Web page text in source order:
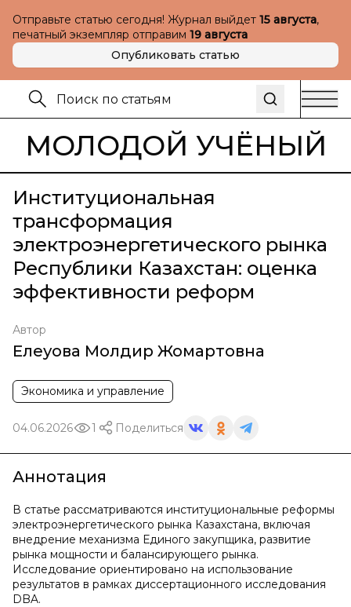
Отправьте статью сегодня! Журнал выйдет 15 августа,
печатный экземпляр отправим 19 августа
Опубликовать статью
МОЛОДОЙ УЧЁНЫЙ
Институциональная
трансформация
электроэнергетического рынка
Республики Казахстан: оценка
эффективности реформ
Автор
Елеуова Молдир Жомартовна
Экономика и управление
04.06.2026 1 Поделиться
Аннотация
В статье рассматриваются институциональные реформы
электроэнергетического рынка Казахстана, включая
внедрение механизма Единого закупщика, развитие
рынка мощности и балансирующего рынка.
Исследование ориентировано на использование
результатов в рамках диссертационного исследования
DBA.